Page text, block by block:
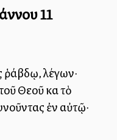
11
ῥάβδῳ, λέγων·
Θεοῦ καὶ τὸ
ἐν αὐτῷ·